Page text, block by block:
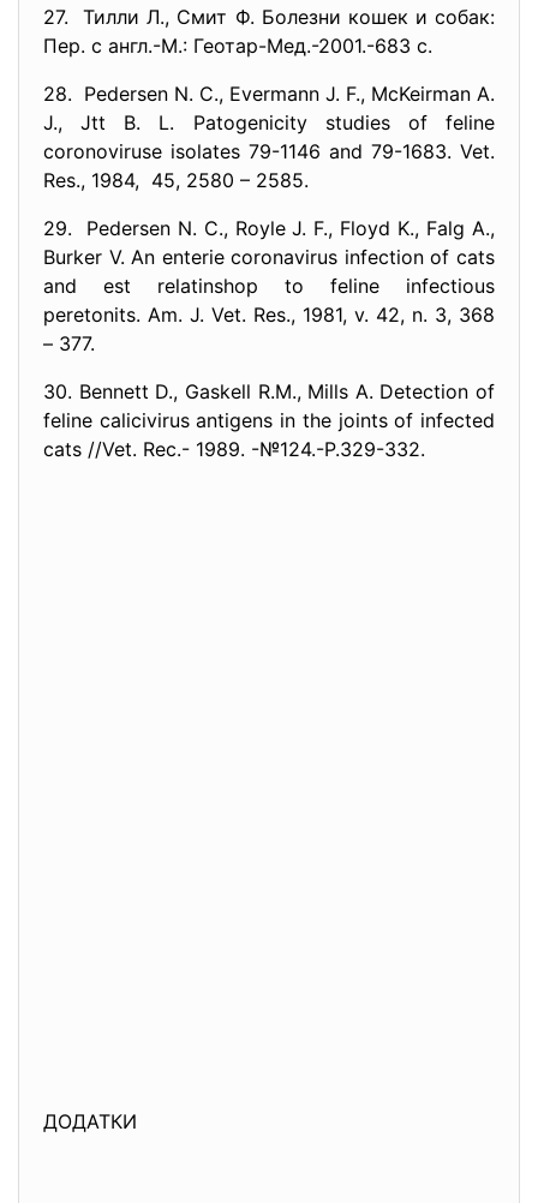
27. Тилли Л., Смит Ф. Болезни кошек и собак:
Пер. с англ.-М.: Геотар-Мед.-2001.-683 с.
28. Pedersen N. C., Evermann J. F., McKeirman A.
J., Jtt B. L. Patogenicity studies of feline
coronoviruse isolates 79-1146 and 79-1683. Vet.
Res., 1984, 45, 2580 – 2585.
29. Pedersen N. C., Royle J. F., Floyd K., Falg A.,
Burker V. An enterie coronavirus infection of cats
and est relatinshop to feline infectious
peretonits. Am. J. Vet. Res., 1981, v. 42, n. 3, 368
– 377.
30. Bennett D., Gaskell R.M., Mills A. Detection of
feline calicivirus antigens in the joints of infected
cats //Vet. Rec.- 1989. -№124.-P.329-332.
ДОДАТКИ